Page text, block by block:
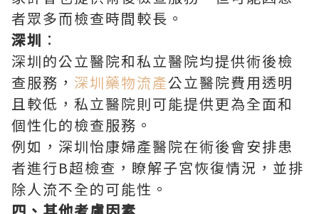
者眾多而檢查時間較長。
深圳 ：
深圳的公立醫院和私立醫院均提供術後檢
查服務， 深圳藥物流產公立醫院費用透明
且較低，私立醫院則可能提供更為全面和
個性化的檢查服務。
例如，深圳怡康婦產醫院在術後會安排患
者進行B超檢查，瞭解子宮恢復情況，並排
除人流不全的可能性。